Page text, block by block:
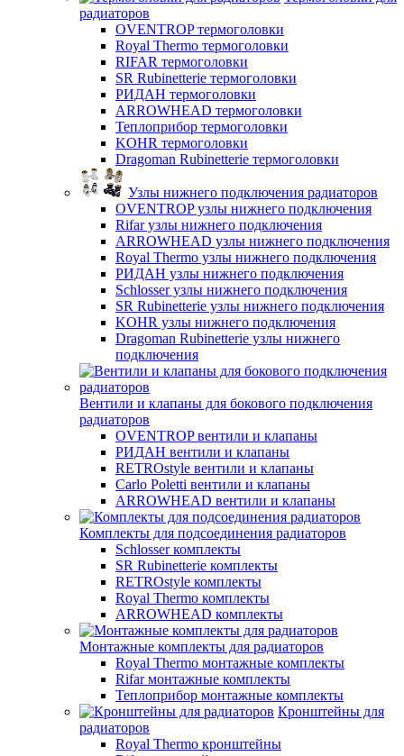
радиаторов
OVENTROP термоголовки
Royal Thermo термоголовки
RIFAR термоголовки
SR Rubinetterie термоголовки
РИДАН термоголовки
ARROWHEAD термоголовки
Теплоприбор термоголовки
KOHR термоголовки
Dragoman Rubinetterie термоголовки
Узлы нижнего подключения радиаторов
OVENTROP узлы нижнего подключения
Rifar узлы нижнего подключения
ARROWHEAD узлы нижнего подключения
Royal Thermo узлы нижнего подключения
РИДАН узлы нижнего подключения
Schlosser узлы нижнего подключения
SR Rubinetterie узлы нижнего подключения
KOHR узлы нижнего подключения
Dragoman Rubinetterie узлы нижнего
подключения
Вентили и клапаны для бокового подключения
радиаторов
OVENTROP вентили и клапаны
РИДАН вентили и клапаны
RETROstyle вентили и клапаны
Carlo Poletti вентили и клапаны
ARROWHEAD вентили и клапаны
Комплекты для подсоединения радиаторов
Schlosser комплекты
SR Rubinetterie комплекты
RETROstyle комплекты
Royal Thermo комплекты
ARROWHEAD комплекты
Монтажные комплекты для радиаторов
Royal Thermo монтажные комплекты
Rifar монтажные комплекты
Теплоприбор монтажные комплекты
Кронштейны для
радиаторов
Royal Thermo кронштейны